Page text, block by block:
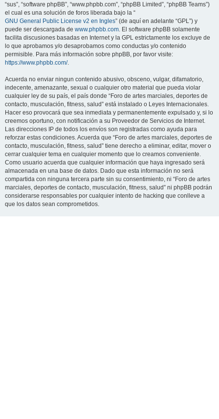
“sus”, “software phpBB”, “www.phpbb.com”, “phpBB Limited”, “phpBB Teams”)
el cual es una solución de foros liberada bajo la “
GNU General Public License v2 en Ingles” (de aquí en adelante “GPL”) y
puede ser descargada de www.phpbb.com. El software phpBB solamente
facilita discusiones basadas en Internet y la GPL estrictamente los excluye de
lo que aprobamos y/o desaprobamos como conductas y/o contenido
permisible. Para más información sobre phpBB, por favor visite:
https://www.phpbb.com/.
Acuerda no enviar ningun contenido abusivo, obsceno, vulgar, difamatorio,
indecente, amenazante, sexual o cualquier otro material que pueda violar
cualquier ley de su país, el país donde “Foro de artes marciales, deportes de
contacto, musculación, fitness, salud” está instalado o Leyes Internacionales.
Hacer eso provocará que sea inmediata y permanentemente expulsado y, si lo
creemos oportuno, con notificación a su Proveedor de Servicios de Internet.
Las direcciones IP de todos los envíos son registradas como ayuda para
reforzar estas condiciones. Acuerda que “Foro de artes marciales, deportes de
contacto, musculación, fitness, salud” tiene derecho a eliminar, editar, mover o
cerrar cualquier tema en cualquier momento que lo creamos conveniente.
Como usuario acuerda que cualquier información que haya ingresado será
almacenada en una base de datos. Dado que esta información no será
compartida con ninguna tercera parte sin su consentimiento, ni “Foro de artes
marciales, deportes de contacto, musculación, fitness, salud” ni phpBB podrán
considerarse responsables por cualquier intento de hacking que conlleve a
que los datos sean comprometidos.